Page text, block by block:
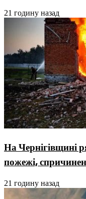
21 годину назад
На Чернігівщині
пожежі,
21 годину назад